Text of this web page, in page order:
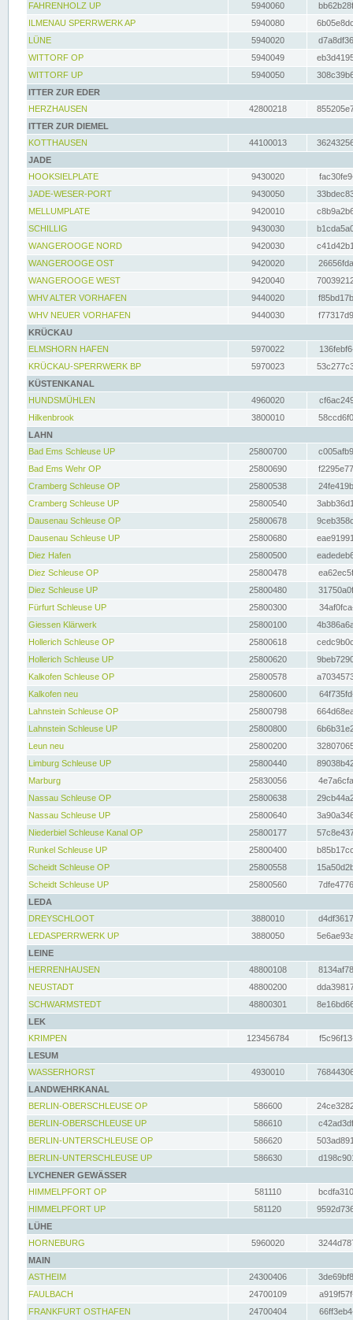
FAHRENHOLZ UP
5940060
ILMENAU SPERRWERK AP
5940080
LÜNE
5940020
WITTORF OP
5940049
WITTORF UP
5940050
ITTER ZUR EDER
HERZHAUSEN
42800218
ITTER ZUR DIEMEL
KOTTHAUSEN
44100013
JADE
HOOKSIELPLATE
9430020
JADE-WESER-PORT
9430050
MELLUMPLATE
9420010
SCHILLIG
9430030
WANGEROOGE NORD
9420030
WANGEROOGE OST
9420020
WANGEROOGE WEST
9420040
WHV ALTER VORHAFEN
9440020
WHV NEUER VORHAFEN
9440030
KRÜCKAU
ELMSHORN HAFEN
5970022
KRÜCKAU-SPERRWERK BP
5970023
KÜSTENKANAL
HUNDSMÜHLEN
4960020
Hilkenbrook
3800010
LAHN
Bad Ems Schleuse UP
25800700
Bad Ems Wehr OP
25800690
Cramberg Schleuse OP
25800538
Cramberg Schleuse UP
25800540
Dausenau Schleuse OP
25800678
Dausenau Schleuse UP
25800680
Diez Hafen
25800500
Diez Schleuse OP
25800478
Diez Schleuse UP
25800480
Fürfurt Schleuse UP
25800300
Giessen Klärwerk
25800100
Hollerich Schleuse OP
25800618
Hollerich Schleuse UP
25800620
Kalkofen Schleuse OP
25800578
Kalkofen neu
25800600
Lahnstein Schleuse OP
25800798
Lahnstein Schleuse UP
25800800
Leun neu
25800200
Limburg Schleuse UP
25800440
Marburg
25830056
Nassau Schleuse OP
25800638
Nassau Schleuse UP
25800640
Niederbiel Schleuse Kanal OP
25800177
Runkel Schleuse UP
25800400
Scheidt Schleuse OP
25800558
Scheidt Schleuse UP
25800560
LEDA
DREYSCHLOOT
3880010
LEDASPERRWERK UP
3880050
LEINE
HERRENHAUSEN
48800108
NEUSTADT
48800200
SCHWARMSTEDT
48800301
LEK
KRIMPEN
123456784
LESUM
WASSERHORST
4930010
LANDWEHRKANAL
BERLIN-OBERSCHLEUSE OP
586600
BERLIN-OBERSCHLEUSE UP
586610
BERLIN-UNTERSCHLEUSE OP
586620
BERLIN-UNTERSCHLEUSE UP
586630
LYCHENER GEWÄSSER
HIMMELPFORT OP
581110
HIMMELPFORT UP
581120
LÜHE
HORNEBURG
5960020
MAIN
ASTHEIM
24300406
FAULBACH
24700109
FRANKFURT OSTHAFEN
24700404